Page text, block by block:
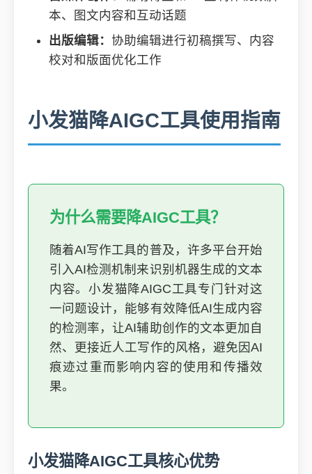
本、图文内容和互动话题
出版编辑： 协助编辑进行初稿撰写、内容
校对和版面优化工作
小发猫降AIGC工具使用指南
为什么需要降AIGC工具？
随着AI写作工具的普及，许多平台开始
引入AI检测机制来识别机器生成的文本
内容。小发猫降AIGC工具专门针对这
一问题设计，能够有效降低AI生成内容
的检测率，让AI辅助创作的文本更加自
然、更接近人工写作的风格，避免因AI
痕迹过重而影响内容的使用和传播效
果。
小发猫降AIGC工具核心优势